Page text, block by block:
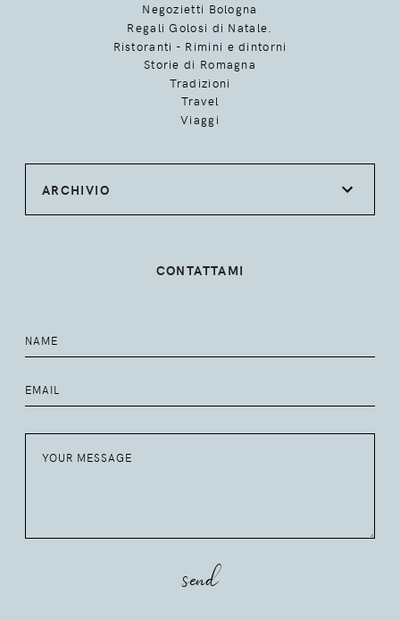
Negozietti Bologna
Regali Golosi di Natale.
Ristoranti - Rimini e dintorni
Storie di Romagna
Tradizioni
Travel
Viaggi
ARCHIVIO
CONTATTAMI